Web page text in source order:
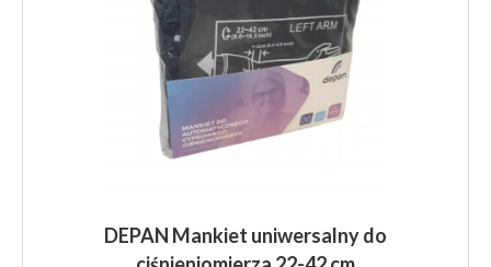
DEPAN Mankiet uniwersalny do